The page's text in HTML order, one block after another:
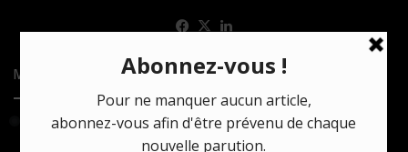
Facebook
X
Most Viewed Posts
24 mars 2021
Comment la série turque Bir Baskadir confronte tradition et